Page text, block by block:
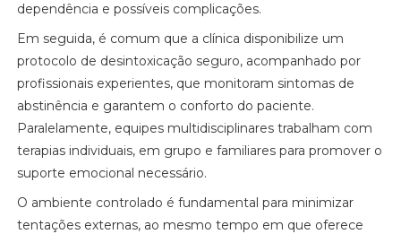
dependência e possíveis complicações.
Em seguida, é comum que a clínica disponibilize um
protocolo de desintoxicação seguro, acompanhado por
profissionais experientes, que monitoram sintomas de
abstinência e garantem o conforto do paciente.
Paralelamente, equipes multidisciplinares trabalham com
terapias individuais, em grupo e familiares para promover o
suporte emocional necessário.
O ambiente controlado é fundamental para minimizar
tentações externas, ao mesmo tempo em que oferece